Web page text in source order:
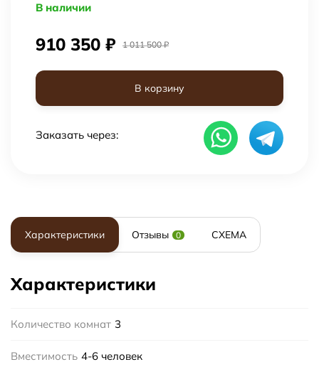
В наличии
910 350 ₽ 1 011 500₽
В корзину
Заказать через:
Характеристики Отзывы 0 СХЕМА
Характеристики
Количество комнат 3
Вместимость 4-6 человек